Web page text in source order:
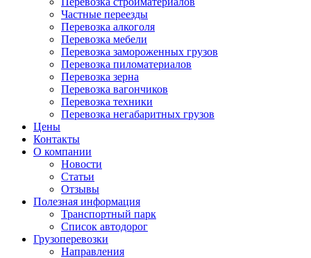
Частные переезды
Перевозка алкоголя
Перевозка мебели
Перевозка замороженных грузов
Перевозка пиломатериалов
Перевозка зерна
Перевозка вагончиков
Перевозка техники
Перевозка негабаритных грузов
Цены
Контакты
О компании
Новости
Статьи
Отзывы
Полезная информация
Транспортный парк
Список автодорог
Грузоперевозки
Направления